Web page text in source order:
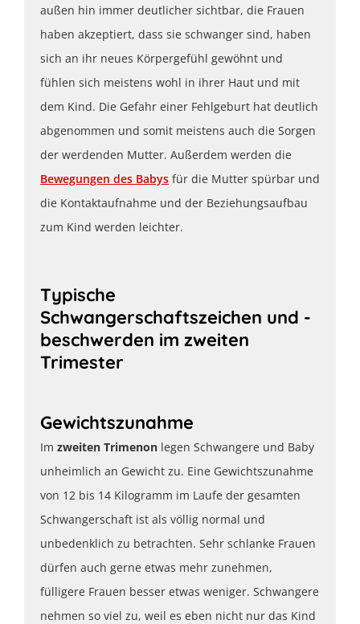
außen hin immer deutlicher sichtbar, die Frauen
haben akzeptiert, dass sie schwanger sind, haben
sich an ihr neues Körpergefühl gewöhnt und
fühlen sich meistens wohl in ihrer Haut und mit
dem Kind. Die Gefahr einer Fehlgeburt hat deutlich
abgenommen und somit meistens auch die Sorgen
der werdenden Mutter. Außerdem werden die
Bewegungen des Babys für die Mutter spürbar und
die Kontaktaufnahme und der Beziehungsaufbau
zum Kind werden leichter.
Typische
Schwangerschaftszeichen und -
beschwerden im zweiten
Trimester
Gewichtszunahme
Im zweiten Trimenon legen Schwangere und Baby
unheimlich an Gewicht zu. Eine Gewichtszunahme
von 12 bis 14 Kilogramm im Laufe der gesamten
Schwangerschaft ist als völlig normal und
unbedenklich zu betrachten. Sehr schlanke Frauen
dürfen auch gerne etwas mehr zunehmen,
fülligere Frauen besser etwas weniger. Schwangere
nehmen so viel zu, weil es eben nicht nur das Kind